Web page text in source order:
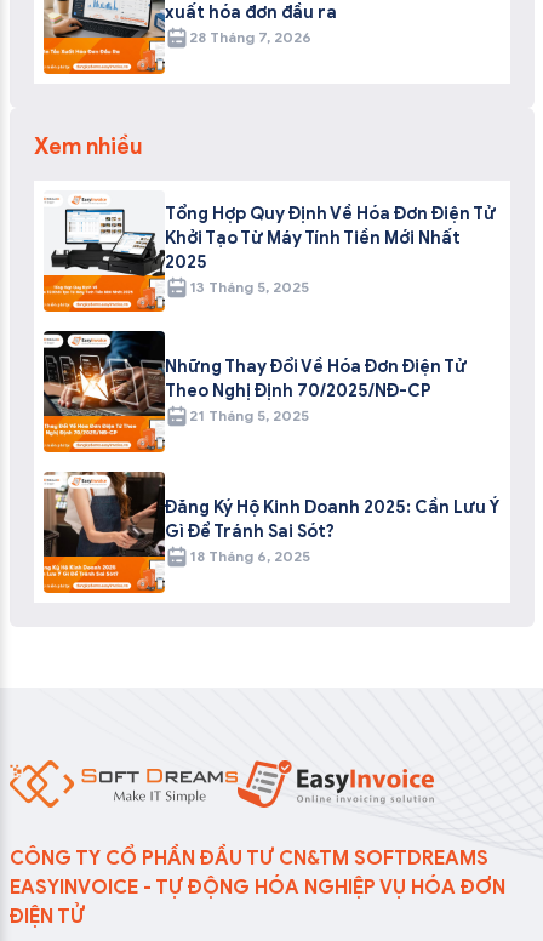
xuất hóa đơn đầu ra
28 Tháng 7, 2026
Xem nhiều
Tổng Hợp Quy Định Về Hóa Đơn Điện Tử
Khởi Tạo Từ Máy Tính Tiền Mới Nhất
2025
13 Tháng 5, 2025
Những Thay Đổi Về Hóa Đơn Điện Tử
Theo Nghị Định 70/2025/NĐ-CP
21 Tháng 5, 2025
Đăng Ký Hộ Kinh Doanh 2025: Cần Lưu Ý
Gì Để Tránh Sai Sót?
18 Tháng 6, 2025
CÔNG TY CỔ PHẦN ĐẦU TƯ CN&TM SOFTDREAMS
EASYINVOICE - TỰ ĐỘNG HÓA NGHIỆP VỤ HÓA ĐƠN
ĐIỆN TỬ